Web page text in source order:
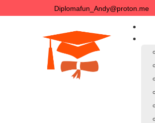
Diplomafun_Andy@proton.me